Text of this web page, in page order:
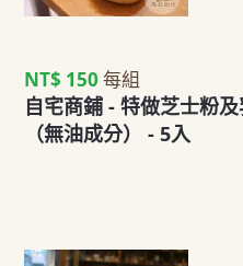
NT$ 150 每組
自宅商鋪 - 特做芝士粉
（無油成分） - 5入